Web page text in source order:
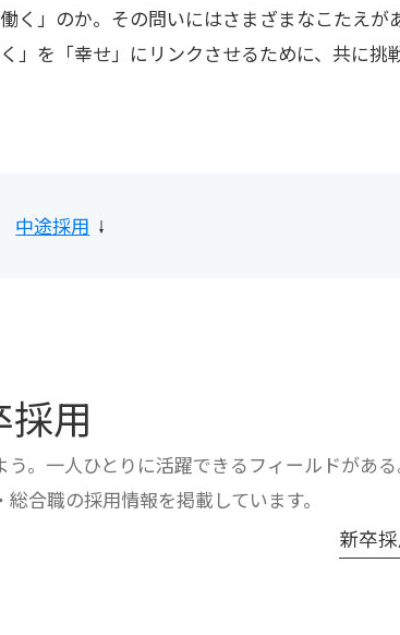
く」のか。その問いにはさまざまなこたえが
」を「幸せ」にリンクさせるために、共に挑
中途採用
採用
う。一人ひとりに活躍できるフィールドがある
総合職の採用情報を掲載しています。
新卒